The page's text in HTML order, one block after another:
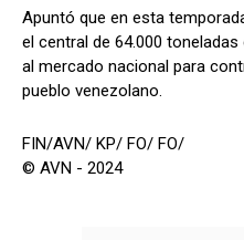
Apuntó que en esta
el central de 64.000
al mercado nacional para
pueblo venezolano.
FIN/AVN/ KP/ FO/ FO/
© AVN - 2024